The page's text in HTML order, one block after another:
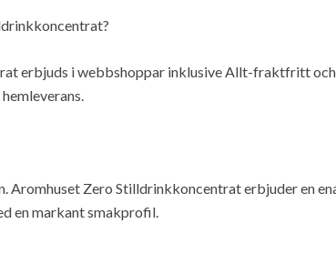
erbjuds i webbshoppar inklusive Allt-fraktfritt
Aromhuset Zero Stilldrinkkoncentrat erbjuder en
en markant smakprofil.